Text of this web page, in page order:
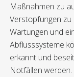
Maßnahmen zu
Verstopfungen
Wartungen und
Abflusssysteme
erkannt und
Notfällen werden.